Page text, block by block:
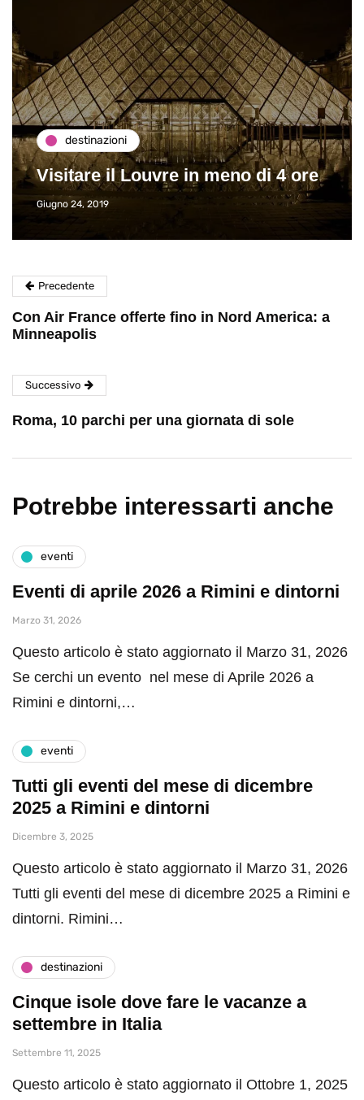
destinazioni
Visitare il Louvre in meno di 4 ore
Giugno 24, 2019
Precedente
Con Air France offerte fino in Nord America: a
Minneapolis
Successivo
Roma, 10 parchi per una giornata di sole
Potrebbe interessarti anche
eventi
Eventi di aprile 2026 a Rimini e dintorni
Marzo 31, 2026
Questo articolo è stato aggiornato il Marzo 31, 2026
Se cerchi un evento nel mese di Aprile 2026 a
Rimini e dintorni,…
eventi
Tutti gli eventi del mese di dicembre
2025 a Rimini e dintorni
Dicembre 3, 2025
Questo articolo è stato aggiornato il Marzo 31, 2026
Tutti gli eventi del mese di dicembre 2025 a Rimini e
dintorni. Rimini…
destinazioni
Cinque isole dove fare le vacanze a
settembre in Italia
Settembre 11, 2025
Questo articolo è stato aggiornato il Ottobre 1, 2025